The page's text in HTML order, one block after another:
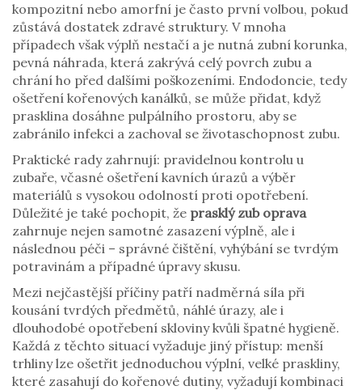
kompozitní nebo amorfní je často první volbou, pokud
zůstává dostatek zdravé struktury. V mnoha
případech však výplň nestačí a je nutná zubní korunka,
pevná náhrada, která zakrývá celý povrch zubu a
chrání ho před dalšími poškozeními. Endodoncie, tedy
ošetření kořenových kanálků, se může přidat, když
prasklina dosáhne pulpálního prostoru, aby se
zabránilo infekci a zachoval se životaschopnost zubu.
Praktické rady zahrnují: pravidelnou kontrolu u
zubaře, včasné ošetření kavních úrazů a výběr
materiálů s vysokou odolností proti opotřebení.
Důležité je také pochopit, že prasklý zub oprava
zahrnuje nejen samotné zasazení výplně, ale i
následnou péči – správné čištění, vyhýbání se tvrdým
potravinám a případné úpravy skusu.
Mezi nejčastější příčiny patří nadměrná síla při
kousání tvrdých předmětů, náhlé úrazy, ale i
dlouhodobé opotřebení skloviny kvůli špatné hygieně.
Každá z těchto situací vyžaduje jiný přístup: menší
trhliny lze ošetřit jednoduchou výplní, velké praskliny,
které zasahují do kořenové dutiny, vyžadují kombinaci